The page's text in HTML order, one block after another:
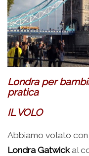
Londra per
pratica
IL VOLO
Abbiamo volato con
Londra Gatwick al